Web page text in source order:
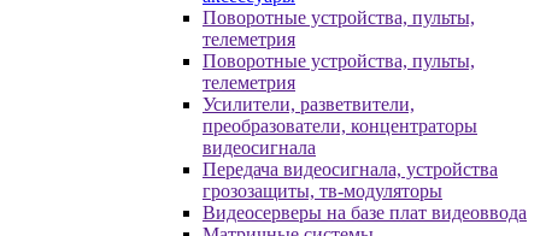
Поворотные устройства, пульты,
телеметрия
Поворотные устройства, пульты,
телеметрия
Усилители, разветвители,
преобразователи, концентраторы
видеосигнала
Передача видеосигнала, устройства
грозозащиты, тв-модуляторы
Видеосерверы на базе плат видеоввода